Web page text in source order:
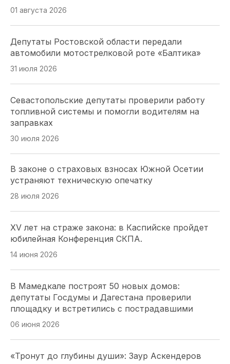
01 августа 2026
Депутаты Ростовской области передали
автомобили мотострелковой роте «Балтика»
31 июля 2026
Севастопольские депутаты проверили работу
топливной системы и помогли водителям на
заправках
30 июля 2026
Астраханский парламент поддержал проект
«Карта городских приоритетов»
29 июля 2026
А. Ищенко . Донской парламент будет так же
настойчиво продвигать свои инициативы и в
следующем созыве ГД РФ
Депутатский наказ парламента Адыгеи: более
200 курсантов ДГТУ приняли присягу в Майкопе
28 июля 2026
«Работайте, братья!»: спикер парламента
В законе о страховых взносах Южной Осетии
устраняют техническую опечатку
28 июля 2026
XV лет на страже закона: в Каспийске пройдет
юбилейная Конференция СКПА.
14 июня 2026
В Мамедкале построят 50 новых домов:
депутаты Госдумы и Дагестана проверили
площадку и встретились с пострадавшими
06 июня 2026
«Тронут до глубины души»: Заур Аскендеров